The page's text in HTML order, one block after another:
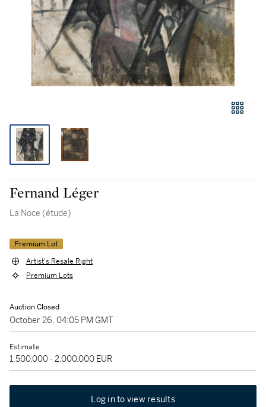
Fernand Léger
La Noce (étude)
Premium Lot
Artist's Resale Right
Premium Lots
Auction Closed
October 26, 04:05 PM GMT
Estimate
1,500,000 - 2,000,000 EUR
Log in to view results